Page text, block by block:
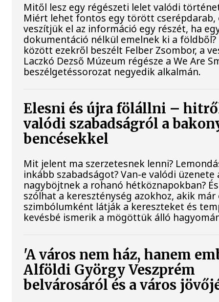
Mitől lesz egy régészeti lelet valódi
Miért lehet fontos egy törött cserépdarab,
veszítjük el az információ egy részét, ha
dokumentáció nélkül emelnek ki a földből?
között ezekről beszélt Felber Zsombor, a
Laczkó Dezső Múzeum régésze a We Are
beszélgetéssorozat negyedik alkalmán.
Elesni és újra fölállni –
valódi szabadságról a
bencésekkel
Mit jelent ma szerzetesnek lenni?
inkább szabadságot? Van-e valódi üzenete
nagyböjtnek a rohanó hétköznapokban?
szólhat a kereszténység azokhoz, akik
szimbólumként látják a kereszteket és
kevésbé ismerik a mögöttük álló
'A város nem ház, hanem
Alföldi György Veszprém
belvárosáról és a város